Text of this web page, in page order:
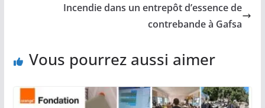
Incendie dans un entrepôt d’essence de
contrebande à Gafsa
Vous pourrez aussi aimer